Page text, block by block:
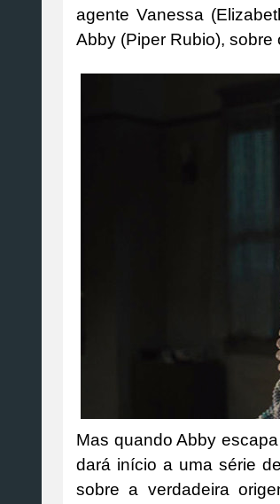
agente Vanessa
Abby (Piper Rubio),
Mas quando Abby
dará início a uma série
sobre a verdadeira